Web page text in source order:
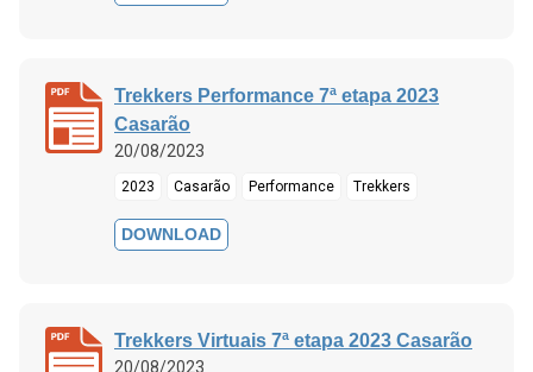
Trekkers Performance 7ª etapa 2023
Casarão
20/08/2023
2023 Casarão Performance Trekkers
DOWNLOAD
Trekkers Virtuais 7ª etapa 2023 Casarão
20/08/2023